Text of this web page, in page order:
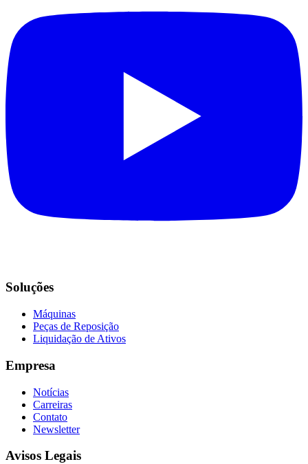
Soluções
Máquinas
Peças de Reposição
Liquidação de Ativos
Empresa
Notícias
Carreiras
Contato
Newsletter
Avisos Legais